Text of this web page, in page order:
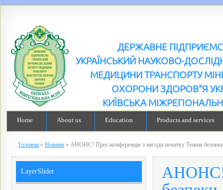
ДЕРЖАВНЕ
УКРАЇНСЬКИЙ НАУКОВО-
МЕДИЦИНИ ТРАНСПОРТУ
ОХОРОНИ ЗДОРОВ"Я
КИЇВСЬКА
Home About us Education Products and services
Головна » Новини » АНОНС! Прес-конференція з нагоди початку Тижня
АНОНС!
LayerSlider